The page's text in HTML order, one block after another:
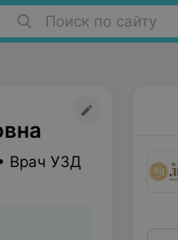
Поиск по сайту
Врач УЗД